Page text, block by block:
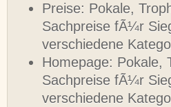
Preise: Pokale,
Sachpreise fÃ¼r
verschiedene
Homepage: Pokale,
Sachpreise fÃ¼r
verschiedene